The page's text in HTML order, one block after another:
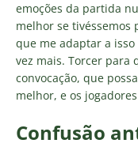
emoções da partida
melhor se tivéssemos
que me adaptar a
vez mais. Torcer para
convocação, que
melhor, e os
Confusão